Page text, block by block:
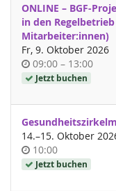
ONLINE – BGF-
in den
Mitarbeiter:innen)
Fr, 9. Oktober 2026
Uhrzeit
09:00 –bis
13:00
Jetzt buchen
14.–bis
15. Oktober
Uhrzeit
10:00
Jetzt buchen